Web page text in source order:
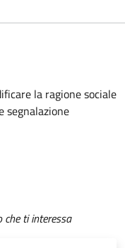
la ragione sociale
segnalazione
che ti interessa